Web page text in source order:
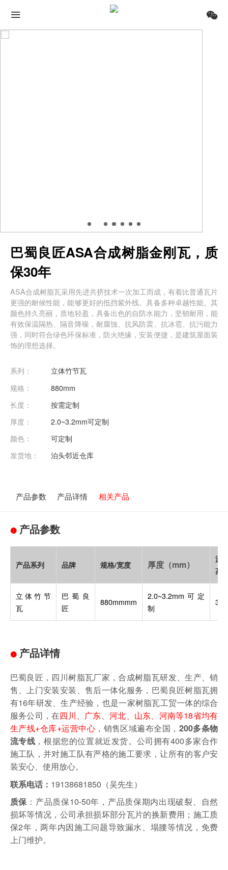
巴蜀良匠ASA合成树脂金刚瓦，质
保30年
ASA合成树脂瓦采用先进共挤技术一次加工而成，有着比普通瓦片
更强的耐候性能，能够更好的抵挡紫外线。具备多种卓越性能。其
颜色持久亮丽，质地轻盈，具备出色的自防水能力，坚韧耐用，能
有效保温隔热、隔音降噪，耐腐蚀、抗风防震、抗冰雹、抗污能力
强，同时符合绿色环保标准，防火绝缘，安装便捷，是建筑屋面装
饰的理想选择。
系列：
立体竹节瓦
规格：
880mm
长度：
按需定制
厚度：
2.0~3.2mm可定制
颜色：
可定制
发货地：
泊头邻近仓库
产品参数 产品详情 相关产品
产品参数
产品系列 品牌 规格/宽度 厚度（mm）
波
高
立体竹节
瓦
巴蜀良
匠
880mmmm
2.0~3.2mm可定
制
产品详情
巴蜀良匠，四川树脂瓦厂家，合成树脂瓦研发、生产、销
售、上门安装安装、售后一体化服务，巴蜀良匠树脂瓦拥
有16年研发、生产经验，也是一家树脂瓦工贸一体的综合
服务公司，在四川、广东、河北、山东、河南等18省均有
生产线+仓库+运营中心 ，销售区域遍布全国， 200多条物
流专线 ，根据您的位置就近发货。 公司拥有400多家合作
施工队，并对施工队有严格的施工要求，让所有的客户安
装安心、使用放心。
联系电话： 19138681850（吴先生）
质保 ：产品质保10-50年，产品质保期内出现破裂、自然
损坏等情况，公司承担损坏部分瓦片的换新费用；施工质
保2年，两年内因施工问题导致漏水、塌腰等情况，免费
上门维护。